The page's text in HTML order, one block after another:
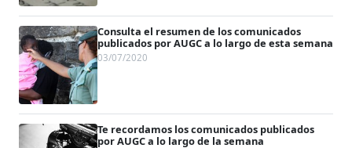
Consulta el resumen de los comunicados
publicados por AUGC a lo largo de esta semana
03/07/2020
Te recordamos los comunicados publicados
por AUGC a lo largo de la semana